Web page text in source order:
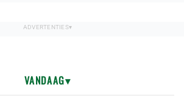
VANDAAG